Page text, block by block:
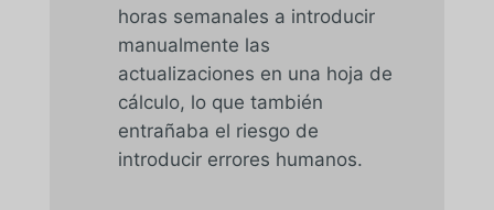
horas semanales a introducir
manualmente las
actualizaciones en una hoja de
cálculo, lo que también
entrañaba el riesgo de
introducir errores humanos.